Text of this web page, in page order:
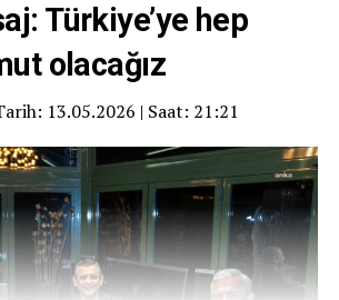
Türkiye’ye hep
olacağız
13.05.2026 | Saat: 21:21